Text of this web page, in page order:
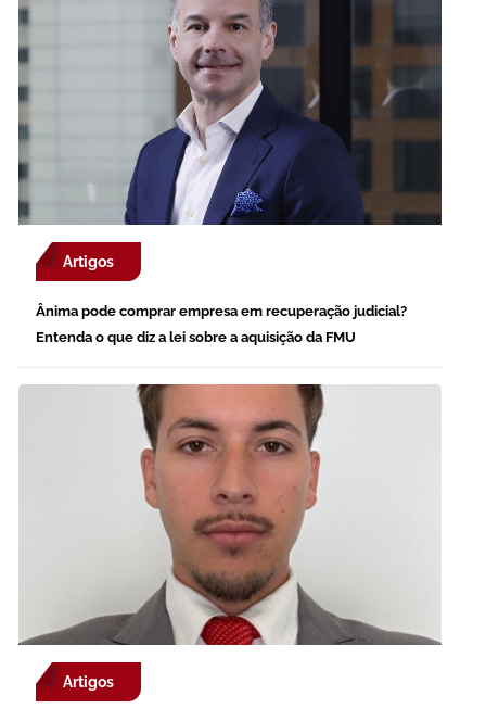
Artigos
Ânima pode comprar empresa em recuperação judicial?
Entenda o que diz a lei sobre a aquisição da FMU
Artigos